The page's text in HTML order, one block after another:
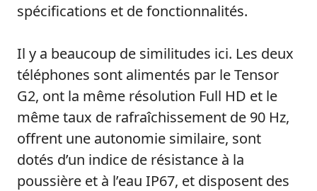
spécifications et de fonctionnalités.
Il y a beaucoup de similitudes ici. Les deux
téléphones sont alimentés par le Tensor
G2, ont la même résolution Full HD et le
même taux de rafraîchissement de 90 Hz,
offrent une autonomie similaire, sont
dotés d’un indice de résistance à la
poussière et à l’eau IP67, et disposent des